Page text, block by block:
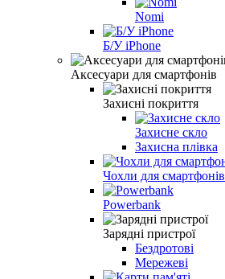
Nomi
Б/У iPhone
Аксесуари для смартфонів
Захисні покриття
Захисне скло
Захисна плівка
Чохли для смартфонів
Powerbank
Зарядні пристрої
Бездротові
Мережеві